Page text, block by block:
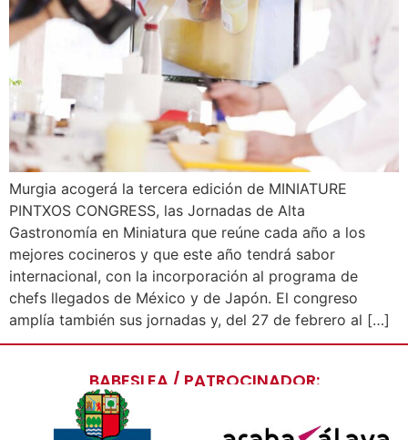
Murgia acogerá la tercera edición de MINIATURE
PINTXOS CONGRESS, las Jornadas de Alta
Gastronomía en Miniatura que reúne cada año a los
mejores cocineros y que este año tendrá sabor
internacional, con la incorporación al programa de
chefs llegados de México y de Japón. El congreso
amplía también sus jornadas y, del 27 de febrero al […]
BABESLEA / PATROCINADOR: